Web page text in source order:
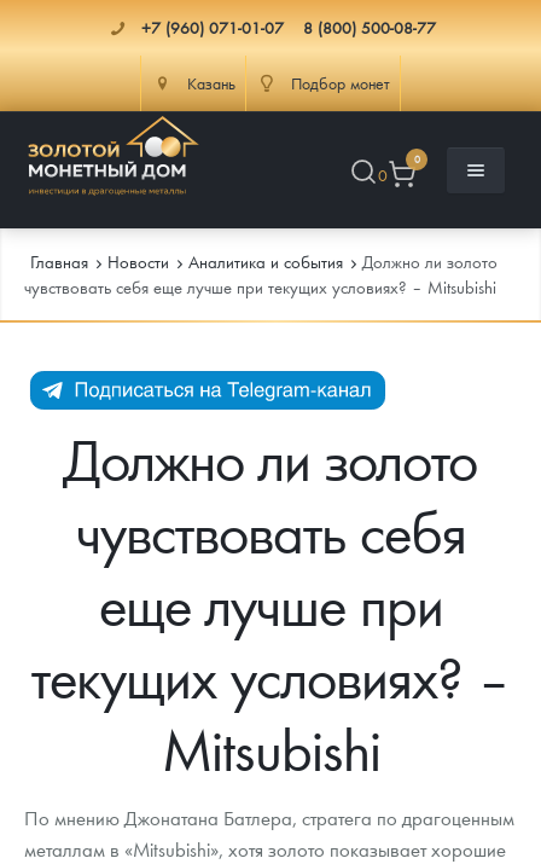
+7 (960) 071-01-07 8 (800) 500-08-77
Казань Подбор монет
0
0
Каталог Монет
Инвестиционные монеты
Иностранные
Памятные монеты России и СССР
Монеты Царской России
Монеты стран мира после 1950г
Монеты и жетоны ЗМД
Георгий Победоносец
Золотой червонец Сеятель
Гарри Поттер
Инфо
Как сделать заказ
Клуб ЗМД
Памятка для работы с монетами из драгметаллов
Условия возврата
Доставка
Подбор монет
Информация
Распродажа монет и жетонов
Аналитика и события
Итоги 2025 года. Прогноз курсов золота, серебра, платины на
2026 год
Курс золота и серебра
Наши преимущества
Письмо директору
Главная Новости Аналитика и события
Должно ли золото
чувствовать себя еще лучше при текущих условиях? – Mitsubishi
Должно ли золото
чувствовать себя
еще лучше при
текущих условиях? –
Mitsubishi
По мнению Джонатана Батлера, стратега по драгоценным
металлам в «Mitsubishi», хотя золото показывает хорошие